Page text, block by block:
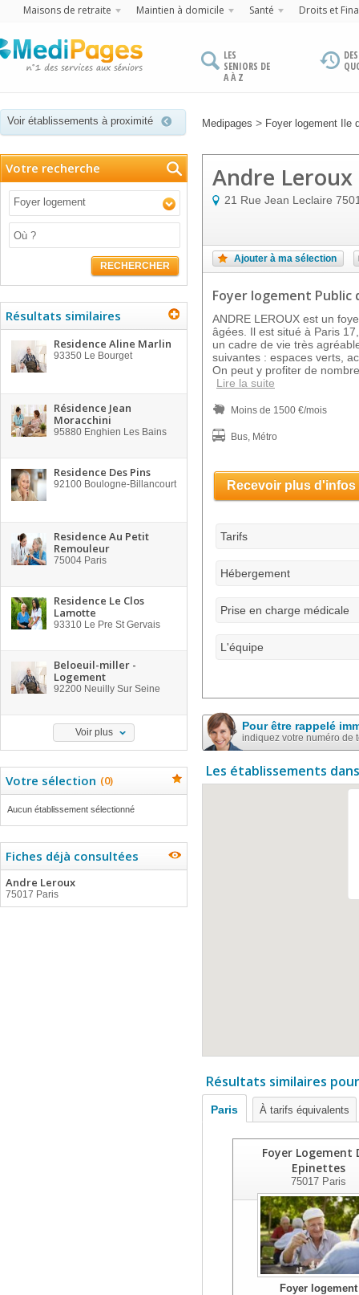
Maisons de retraite Maintien à domicile Santé Droits et
LES
SENIORS DE
A À Z
Voir établissements à proximité Medipages > Foyer logement Ile
Votre recherche
Foyer logement
RECHERCHER
Résultats similaires
Residence Aline Marlin
93350 Le Bourget
Résidence Jean
Moracchini
95880 Enghien Les Bains
Residence Des Pins
92100 Boulogne-Billancourt
Residence Au Petit
Remouleur
75004 Paris
Residence Le Clos
Lamotte
93310 Le Pre St Gervais
Beloeuil-miller -
Logement
92200 Neuilly Sur Seine
Voir plus
Votre sélection (0)
Aucun établissement sélectionné
Fiches déjà consultées
Andre Leroux
75017 Paris
Andre Leroux
21 Rue Jean Leclaire
Ajouter à ma sélection
Foyer logement Public
ANDRE LEROUX est un
âgées. Il est situé à Paris
un cadre de vie très
suivantes : espaces verts,
On peut y profiter de
Lire la suite
Moins de 1500 €/mois
Bus, Métro
Recevoir plus d'infos
Tarifs
Hébergement
Prise en charge médicale
L'équipe
Pour être rappelé
indiquez votre numéro de
Les établissements
Résultats similaires
Paris À tarifs équivalents
Foyer Logement
Epinettes
75017 Paris
Foyer logement